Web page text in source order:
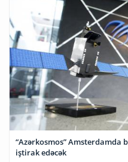
“Azərkosmos” Amsterdamda
iştirak edəcək